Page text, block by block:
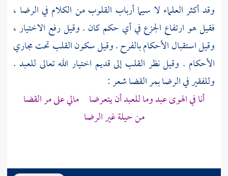
وقد أكثر العلماء لا سيما أرباب القلوب من الكلام في الرضا ،
فقيل هو ارتفاع الجزع في أي حكم كان . وقيل رفع الاختيار ،
وقيل استقبال الأحكام بالفرح . وقيل سكون القلب تحت مجاري
الأحكام . وقيل نظر القلب إلى قديم اختيار الله تعالى للعبد .
وللفقير في الرضا بمر القضا شعر :
أنا في الهوى عبد وما للعبد أن يتعرضا مالي على مر القضا
من حيلة غير الرضا